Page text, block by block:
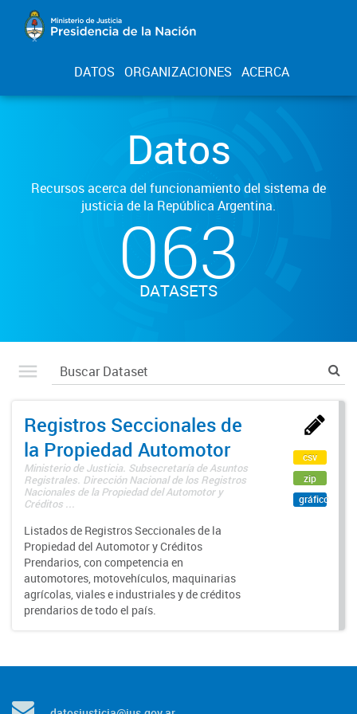
DATOS ORGANIZACIONES ACERCA
Datos
Recursos acerca del funcionamiento del sistema de
justicia de la República Argentina.
063
DATASETS
Registros Seccionales de
la Propiedad Automotor
Ministerio de Justicia. Subsecretaría de Asuntos
Registrales. Dirección Nacional de los Registros
Nacionales de la Propiedad del Automotor y
Créditos ...
Listados de Registros Seccionales de la
Propiedad del Automotor y Créditos
Prendarios, con competencia en
automotores, motovehículos, maquinarias
agrícolas, viales e industriales y de créditos
prendarios de todo el país.
csv
zip
gráfico